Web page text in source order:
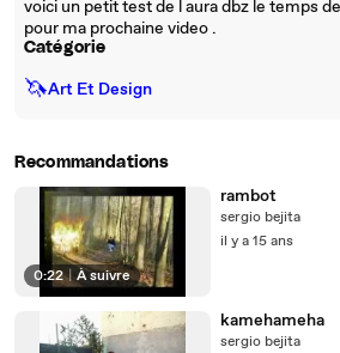
voici un petit test de l aura dbz le temps
pour ma prochaine video .
Catégorie
🦄Art Et Design
Recommandations
0:22 | À suivre
rambot
sergio bejita
il y a 15 ans
kamehameha
sergio bejita